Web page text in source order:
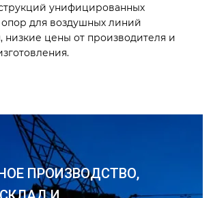
унифицированных
для воздушных линий
низкие цены от производителя и
ПРОИЗВОДСТВО,